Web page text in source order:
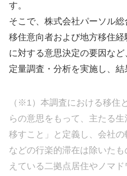
す。
そこで、株式会社パーソル
移住意向者および地方移住
に対する意思決定の要因な
定量調査・分析を実施し、結
（※1）本調査における移住
らの意思をもって、主たる
移すこと」と定義し、会社
などの行楽的滞在は除いた
えている二拠点居住やノマ